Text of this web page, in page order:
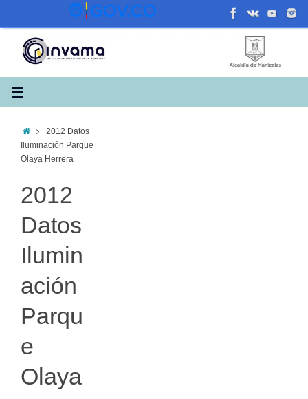
contenido
Inicio2012 Datos
Iluminación Parque
Olaya Herrera
2012
Datos
Ilumin
ación
Parqu
e
Olaya